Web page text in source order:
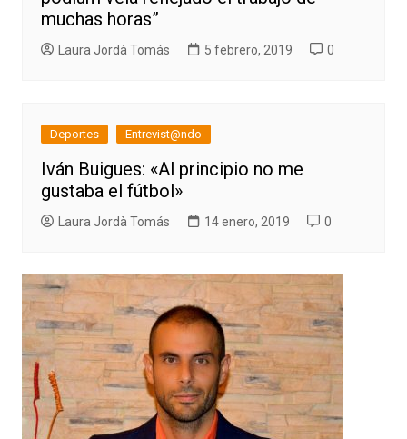
muchas horas”
Laura Jordà Tomás 5 febrero, 2019 0
Deportes Entrevist@ndo
Iván Buigues: «Al principio no me
gustaba el fútbol»
Laura Jordà Tomás 14 enero, 2019 0